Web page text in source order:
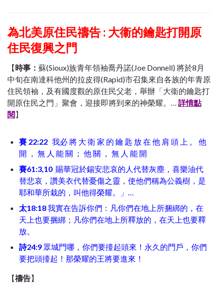
為北美原住民禱告 : 大衞的鑰匙打開原
住民復興之門
【時事： 蘇(Sioux)族青年領袖喬丹諾(Joe Donnell) 將於8月
中旬在南達科他州的拉皮得(Rapid)市召集來自各族的年青原
住民領袖，及有國度觀的原住民父老，舉辦「大衞的鑰匙打
開原住民之門」聚會，迎接即將到來的神榮耀。
詳情點
閱】
賽 22:22 我必 將 大 衛 家 的 鑰 匙 放 在 他 肩 頭 上 。 他
開 ， 無 人 能 關 ； 他 關 ， 無 人 能 開
賽61:3,10 賜華冠於錫安悲哀的人代替灰塵，喜樂油代
替悲哀，讚美衣代替憂傷之靈，使他們稱為公義樹，是
耶和華所栽的，叫他得榮耀。」…
太18:18我實在告訴你們：凡你們在地上所捆綁的，在
天上也要捆綁；凡你們在地上所釋放的，在天上也要釋
放。
詩24:9 眾城門哪，你們要擡起頭來！永久的門戶，你們
要把頭擡起！那榮耀的王將要進來！
【禱告】